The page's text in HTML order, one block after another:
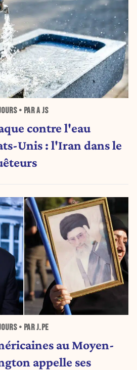
• PAR A JS
contre l'eau
Unis : l'Iran dans le
• PAR J.PE
au Moyen-
appelle ses